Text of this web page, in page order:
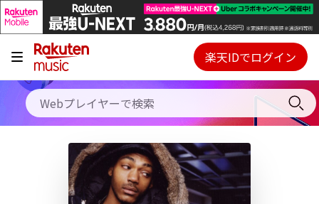
キャンペーン
料金プラン
使い方
初回30日間無料お試し
Webプレイヤー
ご契約内容の確認・変更
楽天IDでログイン